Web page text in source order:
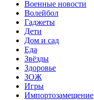
Военные новости
Волейбол
Гаджеты
Дети
Дом и сад
Еда
Звёзды
Здоровье
ЗОЖ
Игры
Импортозамещение